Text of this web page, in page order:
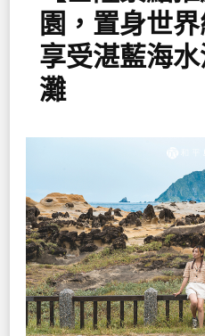
園，置身世
享受湛藍海
灘